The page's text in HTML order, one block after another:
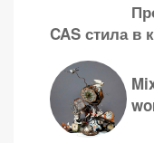
CAS стила в